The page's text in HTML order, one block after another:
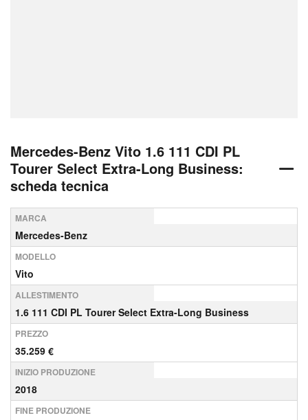
Mercedes-Benz Vito 1.6 111 CDI PL
Tourer Select Extra-Long Business:
scheda tecnica
MARCA
Mercedes-Benz
MODELLO
Vito
ALLESTIMENTO
1.6 111 CDI PL Tourer Select Extra-Long Business
PREZZO
35.259 €
INIZIO PRODUZIONE
2018
FINE PRODUZIONE